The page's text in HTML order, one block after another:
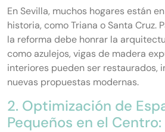
En Sevilla, muchos hogares están
historia, como Triana o Santa Cruz.
la reforma debe honrar la
como azulejos, vigas de madera
interiores pueden ser restaurados,
nuevas propuestas modernas.
2. Optimización de
Pequeños en el Centro: